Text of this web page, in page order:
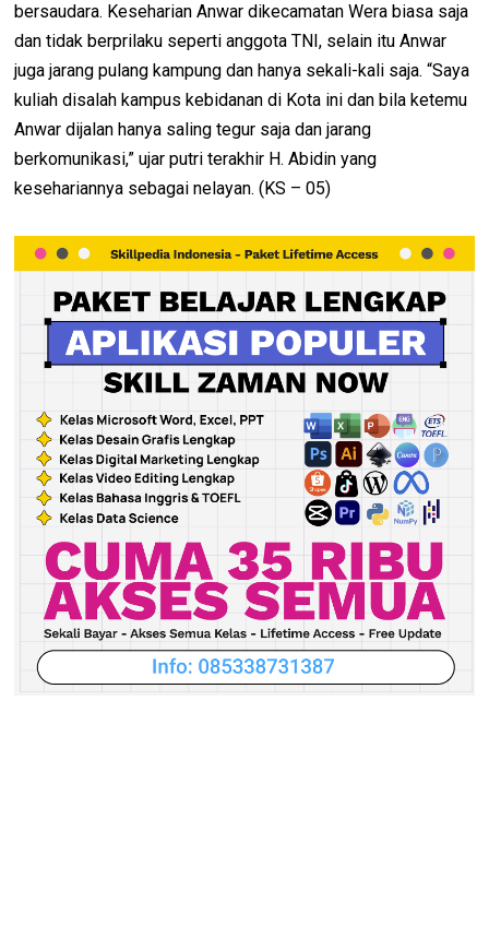
bersaudara. Keseharian Anwar dikecamatan Wera biasa saja
dan tidak berprilaku seperti anggota TNI, selain itu Anwar
juga jarang pulang kampung dan hanya sekali-kali saja. “Saya
kuliah disalah kampus kebidanan di Kota ini dan bila ketemu
Anwar dijalan hanya saling tegur saja dan jarang
berkomunikasi,” ujar putri terakhir H. Abidin yang
kesehariannya sebagai nelayan. (KS – 05)